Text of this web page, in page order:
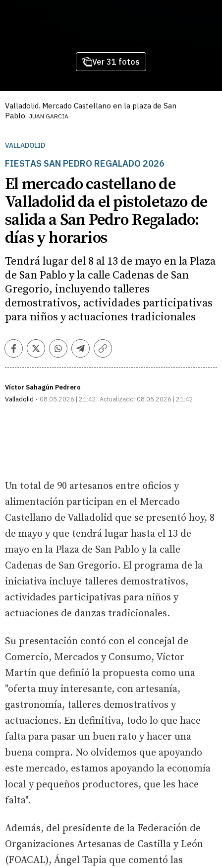
Ver 31 fotos
Valladolid. Mercado Castellano en la plaza de San
Pablo. JUAN GARCIA
VALLADOLID
FIESTAS SAN PEDRO REGALADO 2026
El mercado castellano de
Valladolid da el pistoletazo de
salida a San Pedro Regalado:
días y horarios
Tendrá lugar del 8 al 13 de mayo en la Plaza
de San Pablo y la calle Cadenas de San
Gregorio, incluyendo talleres
demostrativos, actividades participativas
para niños y actuaciones tradicionales
FacebookTwitterWhatsappTelegramCopiar
Víctor Sahagún Pedrero
Valladolid
08.05.2026 | 21:42 Actualizado: 08.05.2026 | 21:42
Un total de 90 artesanos entre oficios y
alimentación participan en el Mercado
Castellano de Valladolid que se presentó hoy, 8
de mayo y que tendrá lugar hasta el 13 de
mayo en la Plaza de San Pablo y la calle
Cadenas de San Gregorio. El programa de la
iniciativa incluye talleres demostrativos,
actividades participativas para niños y
actuaciones de danzas tradicionales.
Su presentación contó con el concejal de
Comercio, Mercados y Consumo, Víctor
Martín que definió la propuesta como una
"oferta muy interesante, con artesanía,
gastronomía, talleres demostrativos y
actuaciones. En definitiva, todo lo que hace
falta para pasar un buen rato y hacer una
buena compra. No olvidemos que apoyando
este mercado, estamos apoyando la economía
local y pequeños productores, que les hace
falta".
Además, del presidente de la Federación de
Organizaciones Artesanas de Castilla y León
(FOACAL), Ángel Tapia que comentó las